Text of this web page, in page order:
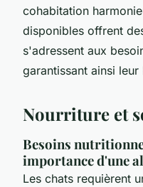
cohabitation
disponibles offrent
s'adressent aux
garantissant ainsi
Nourriture et
Besoins
importance d'une
Les chats requièrent